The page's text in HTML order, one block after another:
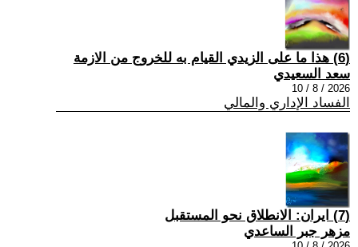
(6) هذا ما على الزيدي القيام به للخروج من الازمة
سعد السعيدي
2026 / 8 / 10
الفساد الإداري والمالي
(7) ايران: الانطلاق نحو المستقبل
مزهر جبر الساعدي